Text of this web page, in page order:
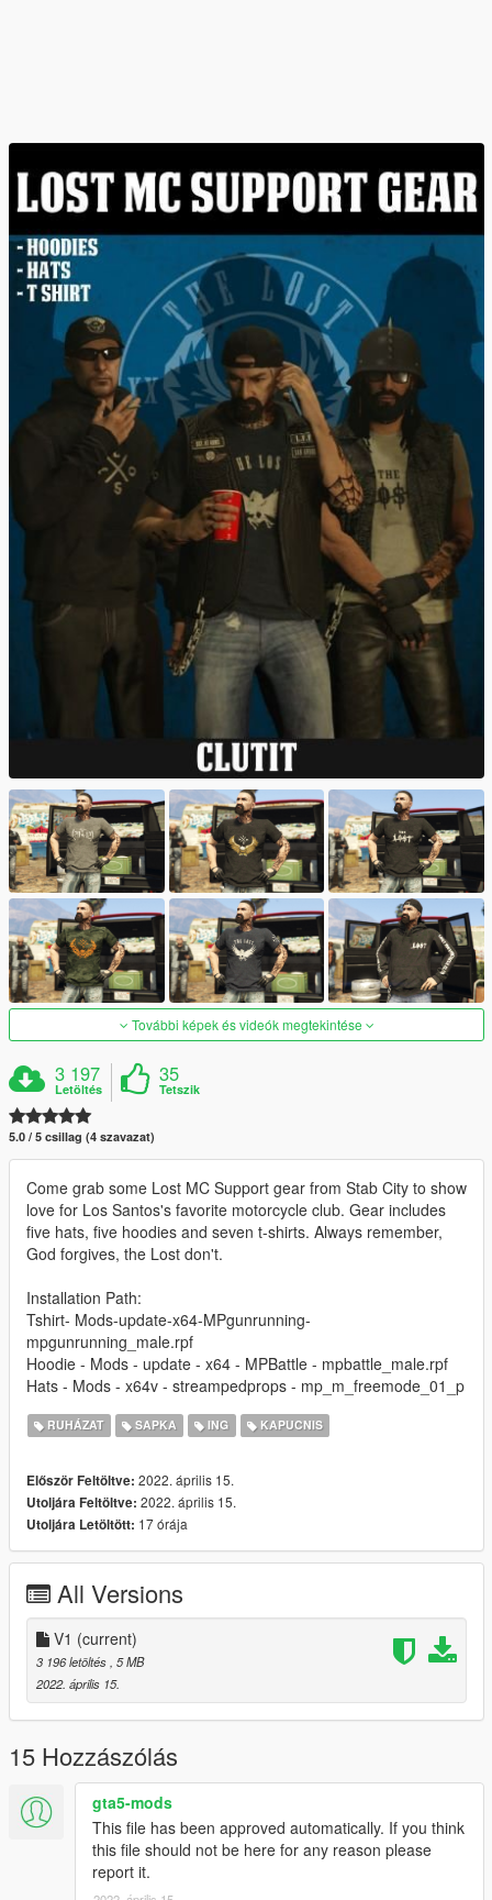
További képek és videók megtekintése
3 197
Letöltés
35
Tetszik
5.0 / 5 csillag (4 szavazat)
Come grab some Lost MC Support gear from Stab City to show
love for Los Santos's favorite motorcycle club. Gear includes
five hats, five hoodies and seven t-shirts. Always remember,
God forgives, the Lost don't.
Installation Path:
Tshirt- Mods-update-x64-MPgunrunning-
mpgunrunning_male.rpf
Hoodie - Mods - update - x64 - MPBattle - mpbattle_male.rpf
Hats - Mods - x64v - streampedprops - mp_m_freemode_01_p
RUHÁZAT SAPKA ING KAPUCNIS
Először Feltöltve: 2022. április 15.
Utoljára Feltöltve: 2022. április 15.
Utoljára Letöltött: 17 órája
All Versions
V1 (current)
3 196 letöltés , 5 MB
2022. április 15.
15 Hozzászólás
gta5-mods
This file has been approved automatically. If you think
this file should not be here for any reason please
report it.